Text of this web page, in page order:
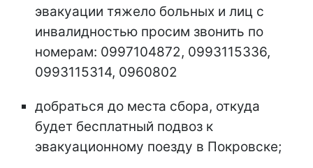
эвакуации тяжело больных и лиц с
инвалидностью просим звонить по
номерам: 0997104872, 0993115336,
0993115314, 0960802
добраться до места сбора, откуда
будет бесплатный подвоз к
эвакуационному поезду в Покровске;